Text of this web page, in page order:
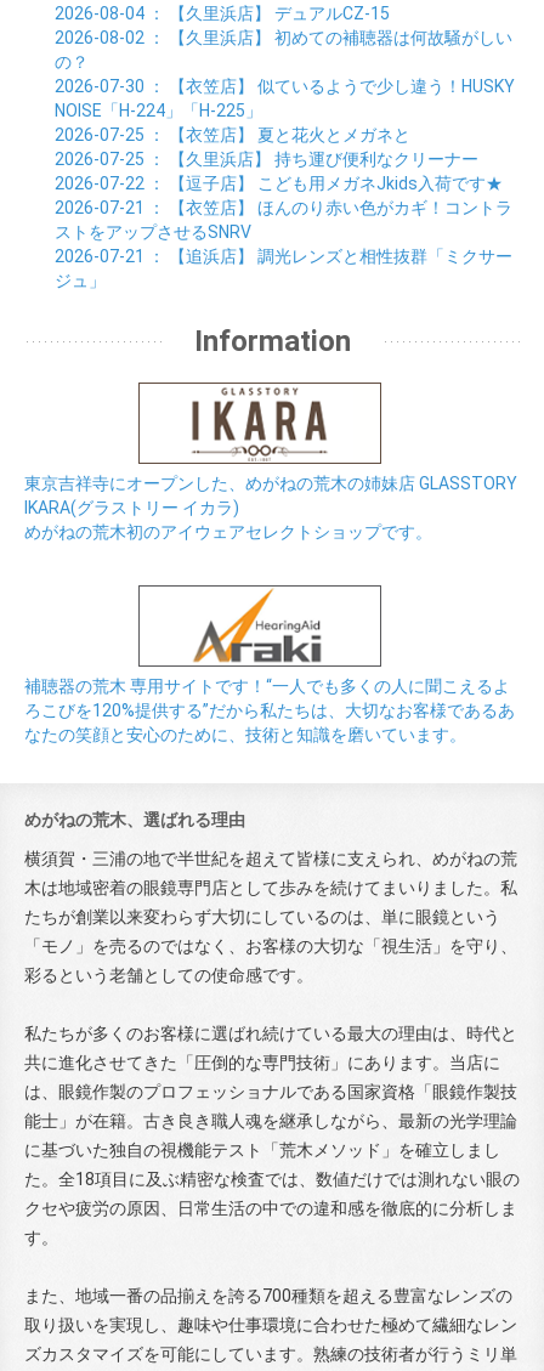
2026-08-04 ： 【久里浜店】 デュアルCZ-15
2026-08-02 ： 【久里浜店】 初めての補聴器は何故騒がしい
の？
2026-07-30 ： 【衣笠店】 似ているようで少し違う！HUSKY
NOISE「H-224」「H-225」
2026-07-25 ： 【衣笠店】 夏と花火とメガネと
2026-07-25 ： 【久里浜店】 持ち運び便利なクリーナー
2026-07-22 ： 【逗子店】
こども用メガネJkids入荷です★
2026-07-21
： 【衣笠店】 ほんのり赤い色がカギ！コントラ
ストをアップさせるSNRV
2026-07-21
： 【追浜店】 調光レンズと相性抜群「ミクサー
ジュ」
Information
東京吉祥寺にオープンした、めがねの荒木の姉妹店 GLASSTORY
IKARA(グラストリー イカラ)
めがねの荒木初のアイウェアセレクトショップです。
補聴器の荒木 専用サイトです！“一人でも多くの人に聞こえるよ
ろこびを120%提供する”だから私たちは、大切なお客様であるあ
なたの笑顔と安心のために、技術と知識を磨いています。
めがねの荒木、選ばれる理由
横須賀・三浦の地で半世紀を超えて皆様に支えられ、めがねの荒
木は地域密着の眼鏡専門店として歩みを続けてまいりました。私
たちが創業以来変わらず大切にしているのは、単に眼鏡という
「モノ」を売るのではなく、お客様の大切な「視生活」を守り、
彩るという老舗としての使命感です。
私たちが多くのお客様に選ばれ続けている最大の理由は、時代と
共に進化させてきた「圧倒的な専門技術」にあります。当店に
は、眼鏡作製のプロフェッショナルである国家資格「眼鏡作製技
能士」が在籍。古き良き職人魂を継承しながら、最新の光学理論
に基づいた独自の視機能テスト「荒木メソッド」を確立しまし
た。全18項目に及ぶ精密な検査では、数値だけでは測れない眼の
クセや疲労の原因、日常生活の中での違和感を徹底的に分析しま
す。
また、地域一番の品揃えを誇る700種類を超える豊富なレンズの
取り扱いを実現し、趣味や仕事環境に合わせた極めて繊細なレン
ズカスタマイズを可能にしています。熟練の技術者が行うミリ単